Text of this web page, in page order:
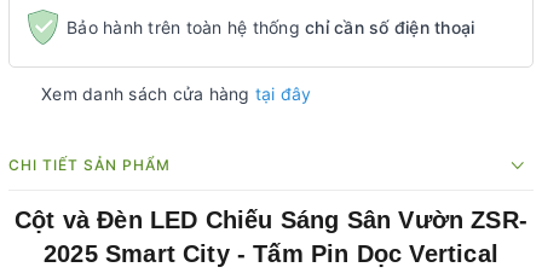
Bảo hành trên toàn hệ thống chỉ cần số điện thoại
Xem danh sách cửa hàng tại đây
CHI TIẾT SẢN PHẨM
Cột và Đèn LED Chiếu Sáng Sân Vườn ZSR-
2025 Smart City - Tấm Pin Dọc Vertical